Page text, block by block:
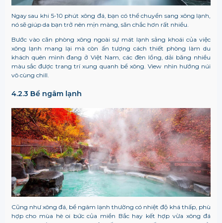
Ngay sau khi 5-10 phút xông đá, bạn có thể chuyển sang xông lạnh,
nó sẽ giúp da bạn trở nên mịn màng, săn chắc hơn rất nhiều.
Bước vào căn phòng xông ngoài sự mát lạnh sảng khoái của việc
xông lạnh mang lại mà còn ấn tượng cách thiết phòng làm du
khách quên mình đang ở Việt Nam, các đèn lồng, dải băng nhiều
màu sắc được trang trí xung quanh bể xông. View nhìn hướng núi
vô cùng chill.
4.2.3 Bể ngâm lạnh
Cũng như xông đá, bể ngâm lạnh thường có nhiệt độ khá thấp, phù
hợp cho mùa hè oi bức của miền Bắc hay kết hợp vừa xông đá